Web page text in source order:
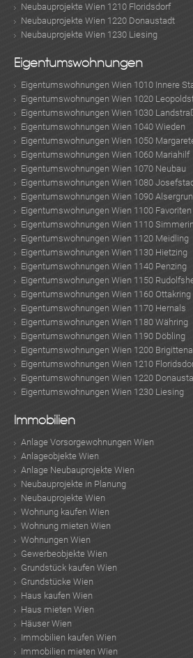
Neubauprojekte Wien 1210 Floridsdorf
Neubauprojekte Wien 1220 Donaustadt
Neubauprojekte Wien 1230 Liesing
Eigentumswohnungen
Eigentumswohnungen Wien 1010 Innere
Eigentumswohnungen Wien 1020
Eigentumswohnungen Wien 1030
Eigentumswohnungen Wien 1040 Wieden
Eigentumswohnungen Wien 1050
Eigentumswohnungen Wien 1060 Mariahilf
Eigentumswohnungen Wien 1070 Neubau
Eigentumswohnungen Wien 1080
Eigentumswohnungen Wien 1090
Eigentumswohnungen Wien 1100 Favoriten
Eigentumswohnungen Wien 1110
Eigentumswohnungen Wien 1120 Meidling
Eigentumswohnungen Wien 1130 Hietzing
Eigentumswohnungen Wien 1140 Penzing
Eigentumswohnungen Wien 1150
Eigentumswohnungen Wien 1160 Ottakring
Eigentumswohnungen Wien 1170 Hernals
Eigentumswohnungen Wien 1180 Währing
Eigentumswohnungen Wien 1190 Döbling
Eigentumswohnungen Wien 1200
Eigentumswohnungen Wien 1210
Eigentumswohnungen Wien 1220
Eigentumswohnungen Wien 1230 Liesing
Immobilien
Anlage Vorsorgewohnungen Wien
Anlageobjekte Wien
Anlage Neubauprojekte Wien
Neubauprojekte in Planung
Neubauprojekte Wien
Wohnung kaufen Wien
Wohnung mieten Wien
Wohnungen Wien
Gewerbeobjekte Wien
Grundstück kaufen Wien
Grundstücke Wien
Haus kaufen Wien
Haus mieten Wien
Häuser Wien
Immobilien kaufen Wien
Immobilien mieten Wien